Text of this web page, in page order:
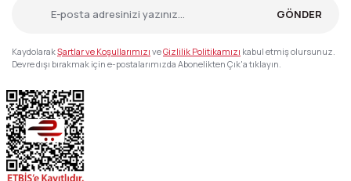
GÖNDER
KaydolarakŞartlar ve Koşullarımızı veGizlilik Politikamızı kabul etmiş olursunuz.
Devre dışı bırakmak için e-postalarımızda Abonelikten Çık'a tıklayın.